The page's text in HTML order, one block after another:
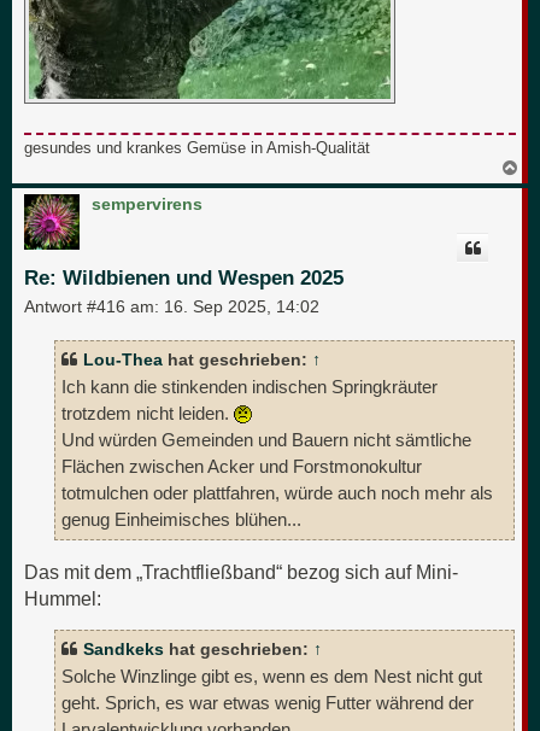
gesundes und krankes Gemüse in Amish-Qualität
a
sempervirens
Re: Wildbienen und Wespen 2025
Antwort #416 am: 16. Sep 2025, 14:02
Lou-Thea hat geschrieben: ↑
Ich kann die stinkenden indischen Springkräuter
trotzdem nicht leiden.
Und würden Gemeinden und Bauern nicht sämtliche
Flächen zwischen Acker und Forstmonokultur
totmulchen oder plattfahren, würde auch noch mehr als
genug Einheimisches blühen...
Das mit dem „Trachtfließband“ bezog sich auf Mini-
Hummel:
Sandkeks hat geschrieben: ↑
Solche Winzlinge gibt es, wenn es dem Nest nicht gut
geht. Sprich, es war etwas wenig Futter während der